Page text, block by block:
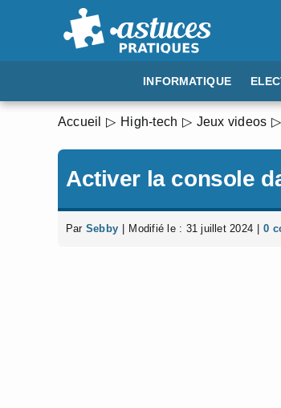
INFORMATIQUE
Accueil High-tech Jeux videos
Activer la console
Par Sebby Modifié le : 31 juillet 2024 0